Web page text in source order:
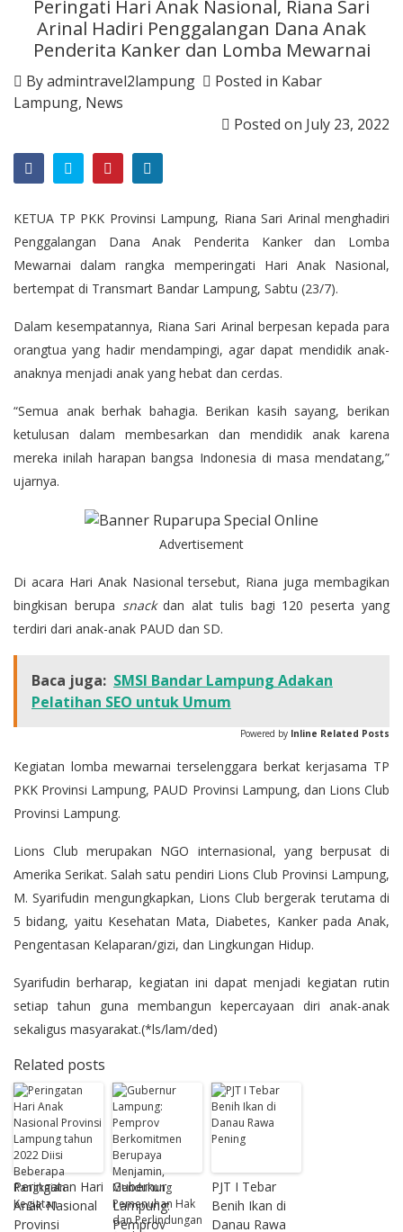
Peringati Hari Anak Nasional, Riana Sari
Arinal Hadiri Penggalangan Dana Anak
Penderita Kanker dan Lomba Mewarnai
Byadmintravel2lampung Posted in Kabar
Lampung, News
Posted on July 23, 2022
KETUA TP PKK Provinsi Lampung, Riana Sari Arinal menghadiri
Penggalangan Dana Anak Penderita Kanker dan Lomba
Mewarnai dalam rangka memperingati Hari Anak Nasional,
bertempat di Transmart Bandar Lampung, Sabtu (23/7).
Dalam kesempatannya, Riana Sari Arinal berpesan kepada para
orangtua yang hadir mendampingi, agar dapat mendidik anak-
anaknya menjadi anak yang hebat dan cerdas.
“Semua anak berhak bahagia. Berikan kasih sayang, berikan
ketulusan dalam membesarkan dan mendidik anak karena
mereka inilah harapan bangsa Indonesia di masa mendatang,”
ujarnya.
Advertisement
Di acara Hari Anak Nasional tersebut, Riana juga membagikan
bingkisan berupa snackdan alat tulis bagi 120 peserta yang
terdiri dari anak-anak PAUD dan SD.
Baca juga: SMSI Bandar Lampung Adakan
Pelatihan SEO untuk Umum
Powered by Inline Related Posts
Kegiatan lomba mewarnai terselenggara berkat kerjasama TP
PKK Provinsi Lampung, PAUD Provinsi Lampung, dan Lions Club
Provinsi Lampung.
Lions Club merupakan NGO internasional, yang berpusat di
Amerika Serikat. Salah satu pendiri Lions Club Provinsi Lampung,
M. Syarifudin mengungkapkan, Lions Club bergerak terutama di
5 bidang, yaitu Kesehatan Mata, Diabetes, Kanker pada Anak,
Pengentasan Kelaparan/gizi, dan Lingkungan Hidup.
Syarifudin berharap, kegiatan ini dapat menjadi kegiatan rutin
setiap tahun guna membangun kepercayaan diri anak-anak
sekaligus masyarakat.(*ls/lam/ded)
Related posts
Peringatan Hari
Anak Nasional
Provinsi
Gubernur
Lampung:
Pemprov
PJT I Tebar
Benih Ikan di
Danau Rawa